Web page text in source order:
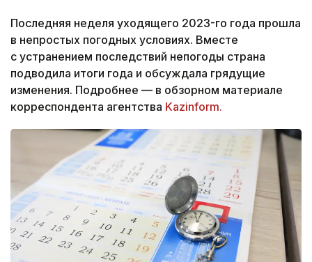
Последняя неделя уходящего 2023-го года прошла
в непростых погодных условиях. Вместе
с устранением последствий непогоды страна
подводила итоги года и обсуждала грядущие
изменения. Подробнее — в обзорном материале
корреспондента агентства Kazinform.